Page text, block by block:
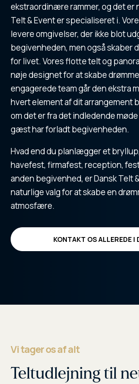
ekstraordinære rammer, og det er
Telt & Event er specialiseret i.
levere omgivelser, der ikke blot
begivenheden, men også skaber
for livet. Vores flotte telt og
nøje designet for at skabe
engagerede team går den ekstra
hvert element af dit arrangement
om det er fra det indledende
gæst har forladt begivenheden.
Hvad end du planlægger et
havefest, firmafest, reception,
anden begivenhed, er Dansk Telt
naturlige valg for at skabe en
atmosfære.
KONTAKT OS ALLEREDE I
Vi tager os af alt
Teltudlejning til